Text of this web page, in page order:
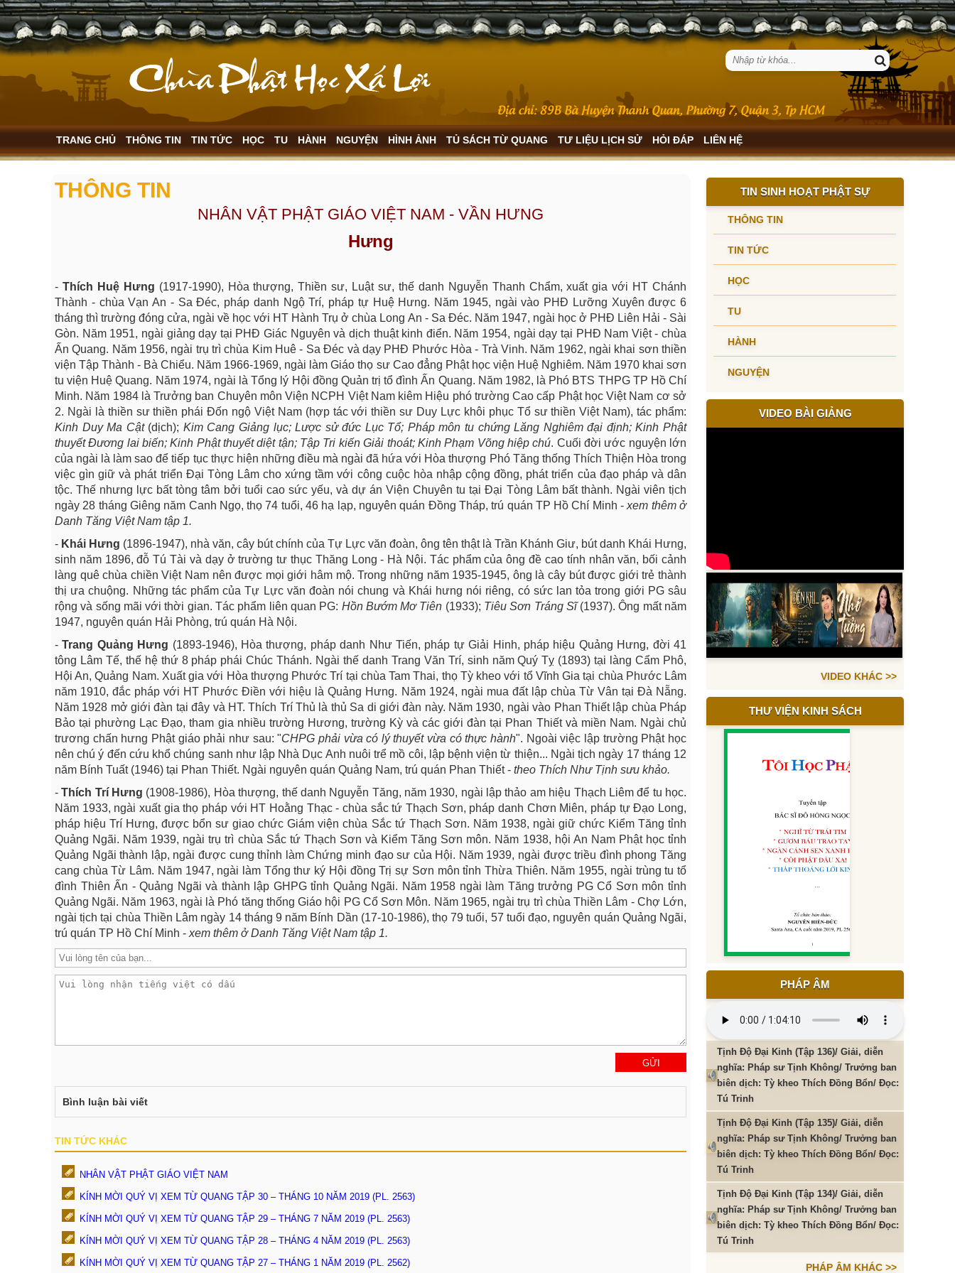
TRANG CHỦ THÔNG TIN TIN TỨC HỌC TU HÀNH NGUYỆN HÌNH ẢNH TỦ SÁCH TỪ QUANG TƯ LIỆU LỊCH SỬ HỎI ĐÁP LIÊN HỆ
THÔNG TIN
NHÂN VẬT PHẬT GIÁO VIỆT NAM - VẦN HƯNG
Hưng
- Thích Huệ Hưng (1917-1990), Hòa thượng, Thiền sư, Luật sư, thế danh Nguyễn Thanh Chẩm, xuất gia với HT Chánh
Thành - chùa Vạn An - Sa Đéc, pháp danh Ngộ Trí, pháp tự Huệ Hưng. Năm 1945, ngài vào PHĐ Lưỡng Xuyên được 6
tháng thì trường đóng cửa, ngài về học với HT Hành Trụ ở chùa Long An - Sa Đéc. Năm 1947, ngài học ở PHĐ Liên Hải - Sài
Gòn. Năm 1951, ngài giảng dạy tại PHĐ Giác Nguyên và dịch thuật kinh điển. Năm 1954, ngài dạy tại PHĐ Nam Việt - chùa
Ấn Quang. Năm 1956, ngài trụ trì chùa Kim Huê - Sa Đéc và dạy PHĐ Phước Hòa - Trà Vinh. Năm 1962, ngài khai sơn thiền
viện Tập Thành - Bà Chiểu. Năm 1966-1969, ngài làm Giáo thọ sư Cao đẳng Phật học viện Huệ Nghiêm. Năm 1970 khai sơn
tu viện Huệ Quang. Năm 1974, ngài là Tổng lý Hội đồng Quản trị tổ đình Ấn Quang. Năm 1982, là Phó BTS THPG TP Hồ Chí
Minh. Năm 1984 là Trưởng ban Chuyên môn Viện NCPH Việt Nam kiêm Hiệu phó trường Cao cấp Phật học Việt Nam cơ sở
2. Ngài là thiền sư thiền phái Đốn ngộ Việt Nam (hợp tác với thiền sư Duy Lực khôi phục Tổ sư thiền Việt Nam), tác phẩm:
Kinh Duy Ma Cật (dịch); Kim Cang Giảng lục; Lược sử đức Lục Tổ; Pháp môn tu chứng Lăng Nghiêm đại định; Kinh Phật
thuyết Đương lai biến; Kinh Phật thuyết diệt tận; Tập Tri kiến Giải thoát; Kinh Phạm Võng hiệp chú. Cuối đời ước nguyện lớn
của ngài là làm sao để tiếp tục thực hiện những điều mà ngài đã hứa với Hòa thượng Phó Tăng thống Thích Thiện Hòa trong
việc gìn giữ và phát triển Đại Tòng Lâm cho xứng tầm với công cuộc hòa nhập cộng đồng, phát triển của đạo pháp và dân
tộc. Thế nhưng lực bất tòng tâm bởi tuổi cao sức yếu, và dự án Viện Chuyên tu tại Đại Tòng Lâm bất thành. Ngài viên tịch
ngày 28 tháng Giêng năm Canh Ngọ, thọ 74 tuổi, 46 hạ lạp, nguyên quán Đồng Tháp, trú quán TP Hồ Chí Minh -xem thêm ở
Danh Tăng Việt Nam tập 1.
- Khái Hưng (1896-1947), nhà văn, cây bút chính của Tự Lực văn đoàn, ông tên thật là Trần Khánh Giư, bút danh Khái Hưng,
sinh năm 1896, đỗ Tú Tài và dạy ở trường tư thục Thăng Long - Hà Nội. Tác phẩm của ông đề cao tính nhân văn, bối cảnh
làng quê chùa chiền Việt Nam nên được mọi giới hâm mộ. Trong những năm 1935-1945, ông là cây bút được giới trẻ thành
thị ưa chuộng. Những tác phẩm của Tự Lực văn đoàn nói chung và Khái hưng nói riêng, có sức lan tỏa trong giới PG sâu
rộng và sống mãi với thời gian. Tác phẩm liên quan PG: Hồn Bướm Mơ Tiên (1933); Tiêu Sơn Tráng Sĩ(1937). Ông mất năm
1947, nguyên quán Hải Phòng, trú quán Hà Nội.
-Trang Quảng Hưng (1893-1946), Hòa thượng, pháp danh Như Tiến, pháp tự Giải Hinh, pháp hiệu Quảng Hưng, đời 41
tông Lâm Tế, thế hệ thứ 8 pháp phái Chúc Thánh. Ngài thế danh Trang Văn Trí, sinh năm Quý Tỵ (1893) tại làng Cẩm Phô,
Hội An, Quảng Nam. Xuất gia với Hòa thượng Phước Trí tại chùa Tam Thai, thọ Tỳ kheo với tổ Vĩnh Gia tại chùa Phước Lâm
năm 1910, đắc pháp với HT Phước Điền với hiệu là Quảng Hưng. Năm 1924, ngài mua đất lập chùa Từ Vân tại Đà Nẵng.
Năm 1928 mở giới đàn tại đây và HT. Thích Trí Thủ là thủ Sa di giới đàn này. Năm 1930, ngài vào Phan Thiết lập chùa Pháp
Bảo tại phường Lạc Đạo, tham gia nhiều trường Hương, trường Kỳ và các giới đàn tại Phan Thiết và miền Nam. Ngài chủ
trương chấn hưng Phật giáo phải như sau: "CHPG phải vừa có lý thuyết vừa có thực hành". Ngoài việc lập trường Phật học
nên chú ý đến cứu khổ chúng sanh như lập Nhà Dục Anh nuôi trể mồ côi, lập bệnh viện từ thiện... Ngài tịch ngày 17 tháng 12
năm Bính Tuất (1946) tại Phan Thiết. Ngài nguyên quán Quảng Nam, trú quán Phan Thiết - theo Thích Như Tịnh sưu khảo.
-Thích Trí Hưng (1908-1986), Hòa thượng, thế danh Nguyễn Tăng, năm 1930, ngài lập thảo am hiệu Thạch Liêm để tu học.
Năm 1933, ngài xuất gia thọ pháp với HT Hoằng Thạc - chùa sắc tứ Thạch Sơn, pháp danh Chơn Miên, pháp tự Đạo Long,
pháp hiệu Trí Hưng, được bổn sư giao chức Giám viện chùa Sắc tứ Thạch Sơn. Năm 1938, ngài giữ chức Kiểm Tăng tỉnh
Quảng Ngãi. Năm 1939, ngài trụ trì chùa Sắc tứ Thạch Sơn và Kiểm Tăng Sơn môn. Năm 1938, hội An Nam Phật học tỉnh
Quảng Ngãi thành lập, ngài được cung thỉnh làm Chứng minh đạo sư của Hội. Năm 1939, ngài được triều đình phong Tăng
cang chùa Từ Lâm. Năm 1947, ngài làm Tổng thư ký Hội đồng Trị sự Sơn môn tỉnh Thừa Thiên. Năm 1955, ngài trùng tu tổ
đình Thiên Ấn - Quảng Ngãi và thành lập GHPG tỉnh Quảng Ngãi. Năm 1958 ngài làm Tăng trưởng PG Cổ Sơn môn tỉnh
Quảng Ngãi. Năm 1963, ngài là Phó tăng thống Giáo hội PG Cổ Sơn Môn. Năm 1965, ngài trụ trì chùa Thiền Lâm - Chợ Lớn,
ngài tịch tại chùa Thiền Lâm ngày 14 tháng 9 năm Bính Dần (17-10-1986), thọ 79 tuổi, 57 tuổi đạo, nguyên quán Quảng Ngãi,
trú quán TP Hồ Chí Minh - xem thêm ở Danh Tăng Việt Nam tập 1.
Bình luận bài viết
TIN TỨC KHÁC
NHÂN VẬT PHẬT GIÁO VIỆT NAM
KÍNH MỜI QUÝ VỊ XEM TỪ QUANG TẬP 30 – THÁNG 10 NĂM 2019 (PL. 2563)
KÍNH MỜI QUÝ VỊ XEM TỪ QUANG TẬP 29 – THÁNG 7 NĂM 2019 (PL. 2563)
KÍNH MỜI QUÝ VỊ XEM TỪ QUANG TẬP 28 – THÁNG 4 NĂM 2019 (PL. 2563)
KÍNH MỜI QUÝ VỊ XEM TỪ QUANG TẬP 27 – THÁNG 1 NĂM 2019 (PL. 2562)
TIN SINH HOẠT PHẬT SỰ
THÔNG TIN
TIN TỨC
HỌC
TU
HÀNH
NGUYỆN
VIDEO BÀI GIẢNG
VIDEO KHÁC >>
THƯ VIỆN KINH SÁCH
PHÁP ÂM
Tịnh Độ Đại Kinh (Tập 136)/ Giải, diễn
nghĩa: Pháp sư Tịnh Không/ Trưởng ban
biên dịch: Tỳ kheo Thích Đồng Bổn/ Đọc:
Tú Trinh
Tịnh Độ Đại Kinh (Tập 135)/ Giải, diễn
nghĩa: Pháp sư Tịnh Không/ Trưởng ban
biên dịch: Tỳ kheo Thích Đồng Bổn/ Đọc:
Tú Trinh
Tịnh Độ Đại Kinh (Tập 134)/ Giải, diễn
nghĩa: Pháp sư Tịnh Không/ Trưởng ban
biên dịch: Tỳ kheo Thích Đồng Bổn/ Đọc:
Tú Trinh
PHÁP ÂM KHÁC >>